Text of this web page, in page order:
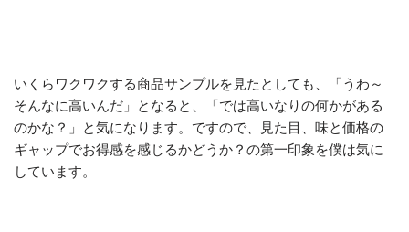
いくらワクワクする商品サンプルを見たとしても、「うわ～
そんなに高いんだ」となると、「では高いなりの何かがある
のかな？」と気になります。ですので、見た目、味と価格の
ギャップでお得感を感じるかどうか？の第一印象を僕は気に
しています。